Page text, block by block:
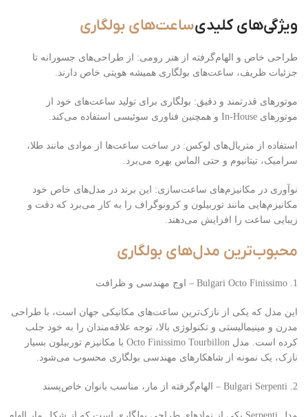
ویژگی‌های کلیدیساعت‌های بولگاری
طراحی خاص و الهام‌گرفته از هنر رومی: از طراحی‌های جسورانه تا
جزئیات ظریف، ساعت‌های بولگاری همیشه هویتی خاص دارند.
موتورهای قدرتمند و دقیق: بولگاری برای تولید ساعت‌های خود از
موتورهای In-House و همچنین فناوری سوئیسی استفاده می‌کند.
استفاده از متریال‌های لوکس: در ساخت ساعت‌ها از موادی مانند طلا،
سرامیک، تیتانیوم و حتی الماس بهره می‌برد.
نوآوری در مکانیزم‌های ساعت‌سازی: این برند در مدل‌های خاص خود
مکانیزم‌هایی مانند توربیلون و کرونوگراف را به کار می‌برد که دقت و
زیبایی ساعت را افزایش می‌دهند.
محبوب‌ترین مدل‌های بولگاری
1. Bulgari Octo Finissimo – اوج مهندسی و ظرافت
این مدل که یکی از نازک‌ترین ساعت‌های مکانیکی جهان است، با طراحی
مدرن و مینیمالیستی و تکنولوژی بالا، توجه علاقه‌مندان را به خود جلب
کرده است. مدل Octo Finissimo Tourbillon با مکانیزم توربیلون بسیار
نازک، یک نمونه از شاهکارهای مهندسی بولگاری محسوب می‌شود.
2. Bulgari Serpenti – الهام‌گرفته از مار، مناسب بانوان خاص‌پسند